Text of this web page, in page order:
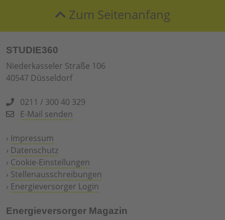
Zum Seitenanfang
STUDIE360
Niederkasseler Straße 106
40547 Düsseldorf
0211 / 300 40 329
E-Mail senden
› Impressum
› Datenschutz
› Cookie-Einstellungen
› Stellenausschreibungen
› Energieversorger Login
Energieversorger Magazin